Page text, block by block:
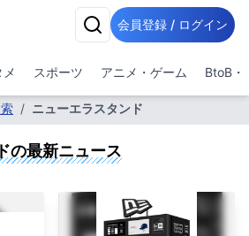
会員登録 / ログイン
メ スポーツ アニメ・ゲーム BtoB・
/ ニューエラスタンド
の最新ニュース